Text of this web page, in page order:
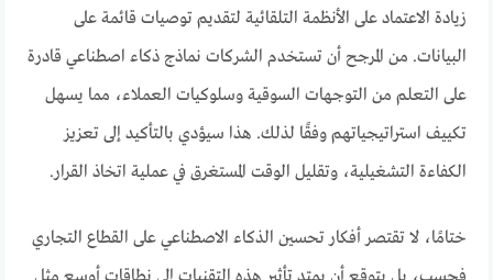
زيادة الاعتماد على الأنظمة التلقائية لتقديم توصيات قائمة على
البيانات. من المرجح أن تستخدم الشركات نماذج ذكاء اصطناعي قادرة
على التعلم من التوجهات السوقية وسلوكيات العملاء، مما يسهل
تكييف استراتيجياتهم وفقًا لذلك. هذا سيؤدي بالتأكيد إلى تعزيز
الكفاءة التشغيلية، وتقليل الوقت المستغرق في عملية اتخاذ القرار.
ختامًا، لا تقتصر أفكار تحسين الذكاء الاصطناعي على القطاع التجاري